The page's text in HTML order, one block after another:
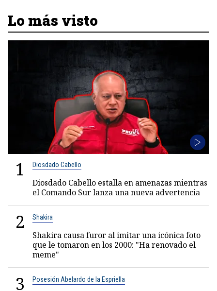
Lo más visto
1 Diosdado Cabello
Diosdado Cabello estalla en amenazas mientras
el Comando Sur lanza una nueva advertencia
2 Shakira
Shakira causa furor al imitar una icónica foto
que le tomaron en los 2000: "Ha renovado el
meme"
3 Posesión Abelardo de la Espriella